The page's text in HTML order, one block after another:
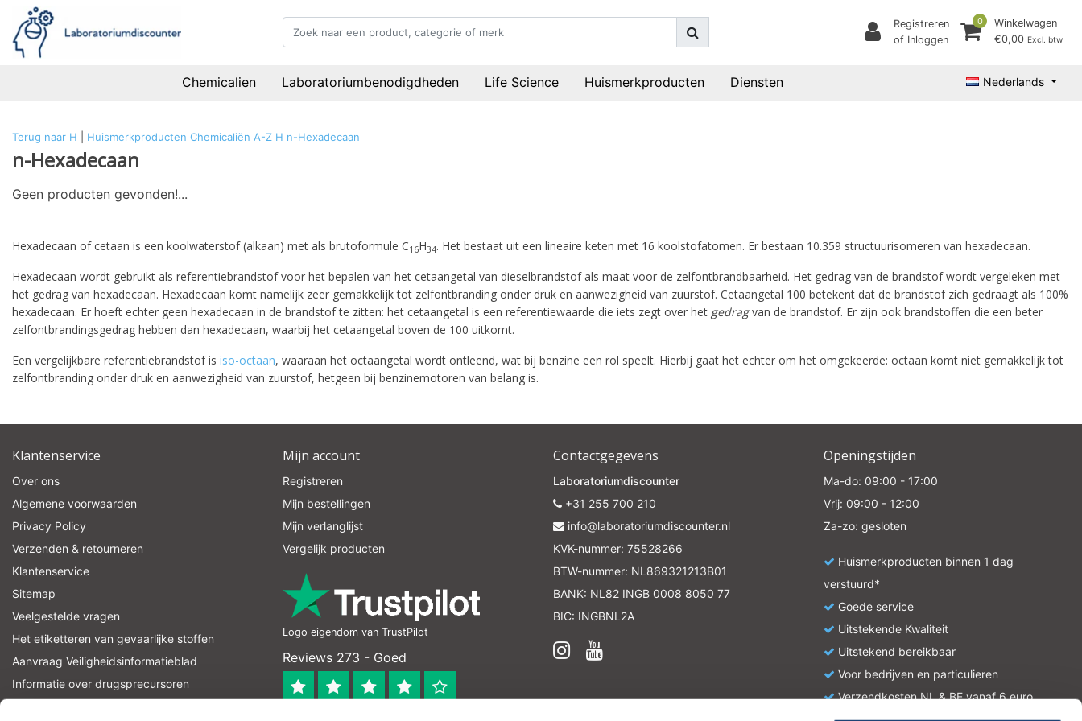
Registreren
of Inloggen
0
Winkelwagen
€0,00 Excl. btw
Chemicalien Laboratoriumbenodigdheden Life Science Huismerkproducten Diensten Nederlands
Terug naar H Huismerkproducten Chemicaliën A-Z H n-Hexadecaan
n-Hexadecaan
Geen producten gevonden!...
Hexadecaan ofcetaan is een koolwaterstof (alkaan) met als brutoformule C16H34. Het bestaat uit een lineaire keten met 16 koolstofatomen. Er bestaan 10.359 structuurisomeren van hexadecaan.
Hexadecaan wordt gebruikt als referentiebrandstof voor het bepalen van het cetaangetal van dieselbrandstof als maat voor de zelfontbrandbaarheid. Het gedrag van de brandstof wordt vergeleken met
het gedrag van hexadecaan. Hexadecaan komt namelijk zeer gemakkelijk tot zelfontbranding onder druk en aanwezigheid van zuurstof. Cetaangetal 100 betekent dat de brandstof zich gedraagt als 100%
hexadecaan. Er hoeft echter geen hexadecaan in de brandstof te zitten: het cetaangetal is een referentiewaarde die iets zegt over het gedragvan de brandstof. Er zijn ook brandstoffen die een beter
zelfontbrandingsgedrag hebben dan hexadecaan, waarbij het cetaangetal boven de 100 uitkomt.
Een vergelijkbare referentiebrandstof is iso-octaan, waaraan het octaangetal wordt ontleend, wat bij benzine een rol speelt. Hierbij gaat het echter om het omgekeerde: octaan komt niet gemakkelijk tot
zelfontbranding onder druk en aanwezigheid van zuurstof, hetgeen bij benzinemotoren van belang is.
Klantenservice
Over ons
Algemene voorwaarden
Privacy Policy
Verzenden & retourneren
Klantenservice
Sitemap
Veelgestelde vragen
Het etiketteren van gevaarlijke stoffen
Aanvraag Veiligheidsinformatieblad
Informatie over drugsprecursoren
Mijn account
Registreren
Mijn bestellingen
Mijn verlanglijst
Vergelijk producten
Logo eigendom van TrustPilot
Reviews 273 - Goed
Contactgegevens
Laboratoriumdiscounter
+31 255 700 210
info@laboratoriumdiscounter.nl
KVK-nummer: 75528266
BTW-nummer: NL869321213B01
BANK: NL82 INGB 0008 8050 77
BIC: INGBNL2A
Openingstijden
Ma-do: 09:00 - 17:00
Vrij: 09:00 - 12:00
Za-zo: gesloten
Huismerkproducten binnen 1 dag
verstuurd*
Goede service
Uitstekende Kwaliteit
Uitstekend bereikbaar
Voor bedrijven en particulieren
Verzendkosten NL & BE vanaf 6 euro